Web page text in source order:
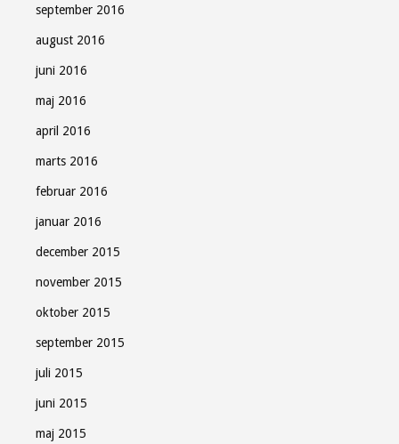
september 2016
august 2016
juni 2016
maj 2016
april 2016
marts 2016
februar 2016
januar 2016
december 2015
november 2015
oktober 2015
september 2015
juli 2015
juni 2015
maj 2015